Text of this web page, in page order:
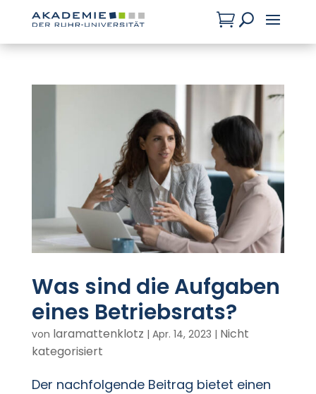
U

Was sind die Aufgaben
eines Betriebsrats?
von laramattenklotz | Apr. 14, 2023 | Nicht
kategorisiert
Der nachfolgende Beitrag bietet einen